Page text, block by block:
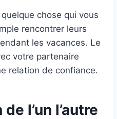
chose qui vous
rencontrer leurs
les vacances. Le
votre partenaire
relation de confiance.
l’un l’autre